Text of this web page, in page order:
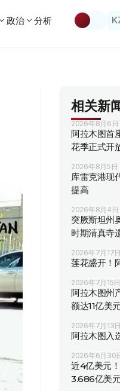
政治 分析
相关新
2026年8月6日
阿拉木图首
花季正式开
2026年8月5日
库雷克港现
提高
2026年8月4日
突厥斯坦州
时期清真寺
2026年7月17
莲花盛开！
2026年7月15
阿拉木图州
额达11亿美
2026年7月13
阿拉木图入
2026年6月30
近4亿美元
3.686亿美